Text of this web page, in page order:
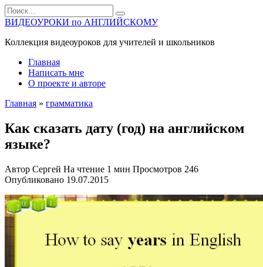
Перейти
к
содержанию
Search
for:
ВИДЕОУРОКИ по АНГЛИЙСКОМУ
Коллекция видеоуроков для учителей и школьников
Главная
Написать мне
О проекте и авторе
Главная » грамматика
Как сказать дату (год) на английском
языке?
Автор Сергей На чтение 1 мин Просмотров 246
Опубликовано 19.07.2015